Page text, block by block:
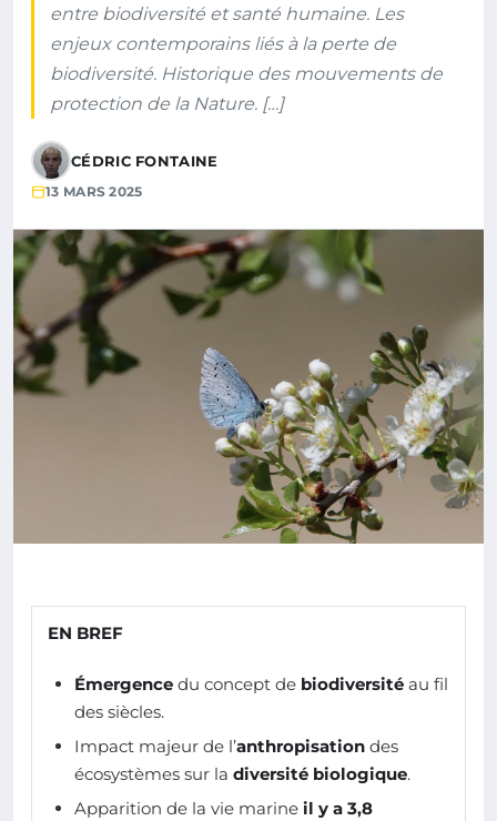
entre biodiversité et santé humaine. Les
enjeux contemporains liés à la perte de
biodiversité. Historique des mouvements de
protection de la Nature. […]
CÉDRIC FONTAINE
13 MARS 2025
EN BREF
Émergence du concept de biodiversité au fil
des siècles.
Impact majeur de l’anthropisation des
écosystèmes sur la diversité biologique.
Apparition de la vie marine il y a 3,8